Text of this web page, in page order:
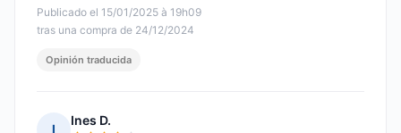
Publicado el 15/01/2025 à 19h09
tras una compra de 24/12/2024
Opinión traducida
I
Ines D.